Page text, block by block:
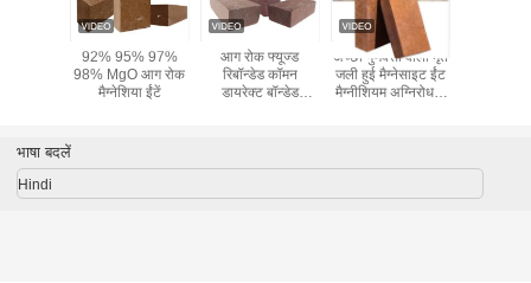
हाई एल्युमिना मैग्नेशिया
ज़िक्रोन ईंटें
आकार मैग्नेशिया क्रोम
ईंटें
औद्योगिक फर्नेस
मैग्नीशिया परीक्षक ईंट
भाषा बदलें
Hindi